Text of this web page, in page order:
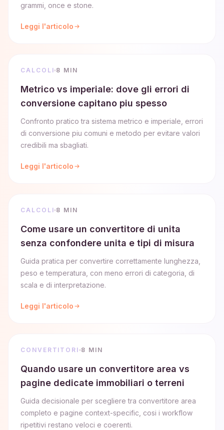
grammi, once e stone.
Leggi l'articolo
CALCOLI 8 MIN
Metrico vs imperiale: dove gli errori di
conversione capitano piu spesso
Confronto pratico tra sistema metrico e imperiale, errori
di conversione piu comuni e metodo per evitare valori
credibili ma sbagliati.
Leggi l'articolo
CALCOLI 8 MIN
Come usare un convertitore di unita
senza confondere unita e tipi di misura
Guida pratica per convertire correttamente lunghezza,
peso e temperatura, con meno errori di categoria, di
scala e di interpretazione.
Leggi l'articolo
CONVERTITORI 8 MIN
Quando usare un convertitore area vs
pagine dedicate immobiliari o terreni
Guida decisionale per scegliere tra convertitore area
completo e pagine context-specific, cosi i workflow
ripetitivi restano veloci e coerenti.